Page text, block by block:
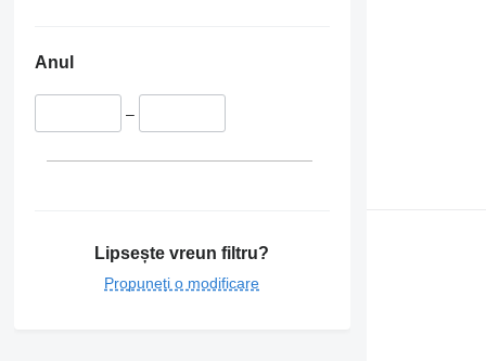
Anul
–
Lipsește vreun filtru?
Propuneți o modificare